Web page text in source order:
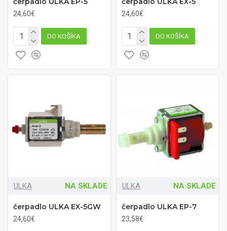
24,60€
DO KOŠÍKA
24,60€
DO KOŠÍKA
ULKA NA SKLADE
čerpadlo ULKA EX-5GW
24,60€
ULKA NA SKLADE
čerpadlo ULKA EP-7
23,58€